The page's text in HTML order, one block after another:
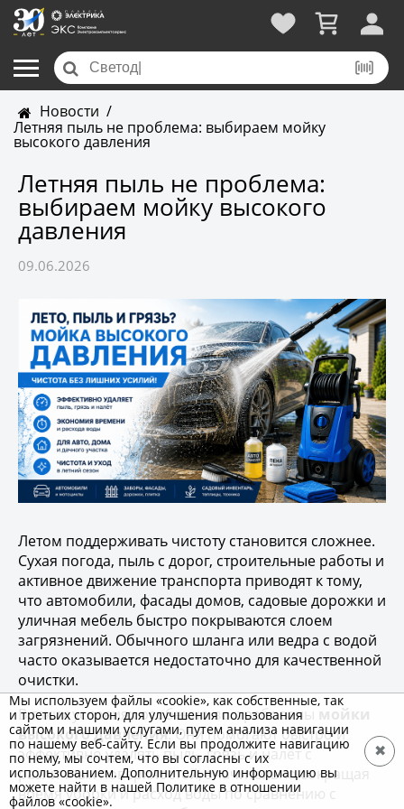
Новости /
Летняя пыль не проблема: выбираем мойку
высокого давления
Летняя пыль не проблема:
выбираем мойку высокого
давления
09.06.2026
Летом поддерживать чистоту становится сложнее.
Сухая погода, пыль с дорог, строительные работы и
активное движение транспорта приводят к тому,
что автомобили, фасады домов, садовые дорожки и
уличная мебель быстро покрываются слоем
загрязнений. Обычного шланга или ведра с водой
часто оказывается недостаточно для качественной
очистки.
В таких условиях особенно востребованы мойки
высокого давления. Они помогают быстро и
эффективно удалять пыль, грязь и налёт с
различных поверхностей, значительно сокращая
время уборки и расход воды по сравнению с
Мы используем файлы «cookie», как собственные, так
и третьих сторон, для улучшения пользования
сайтом и нашими услугами, путем анализа навигации
по нашему веб-сайту. Если вы продолжите навигацию
по нему, мы сочтем, что вы согласны с их
использованием. Дополнительную информацию вы
можете найти в нашей Политике в отношении
файлов «cookie».
✖